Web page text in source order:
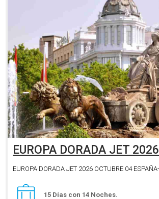
EUROPA DORADA JET 2026
15 Días con 14 Noches.